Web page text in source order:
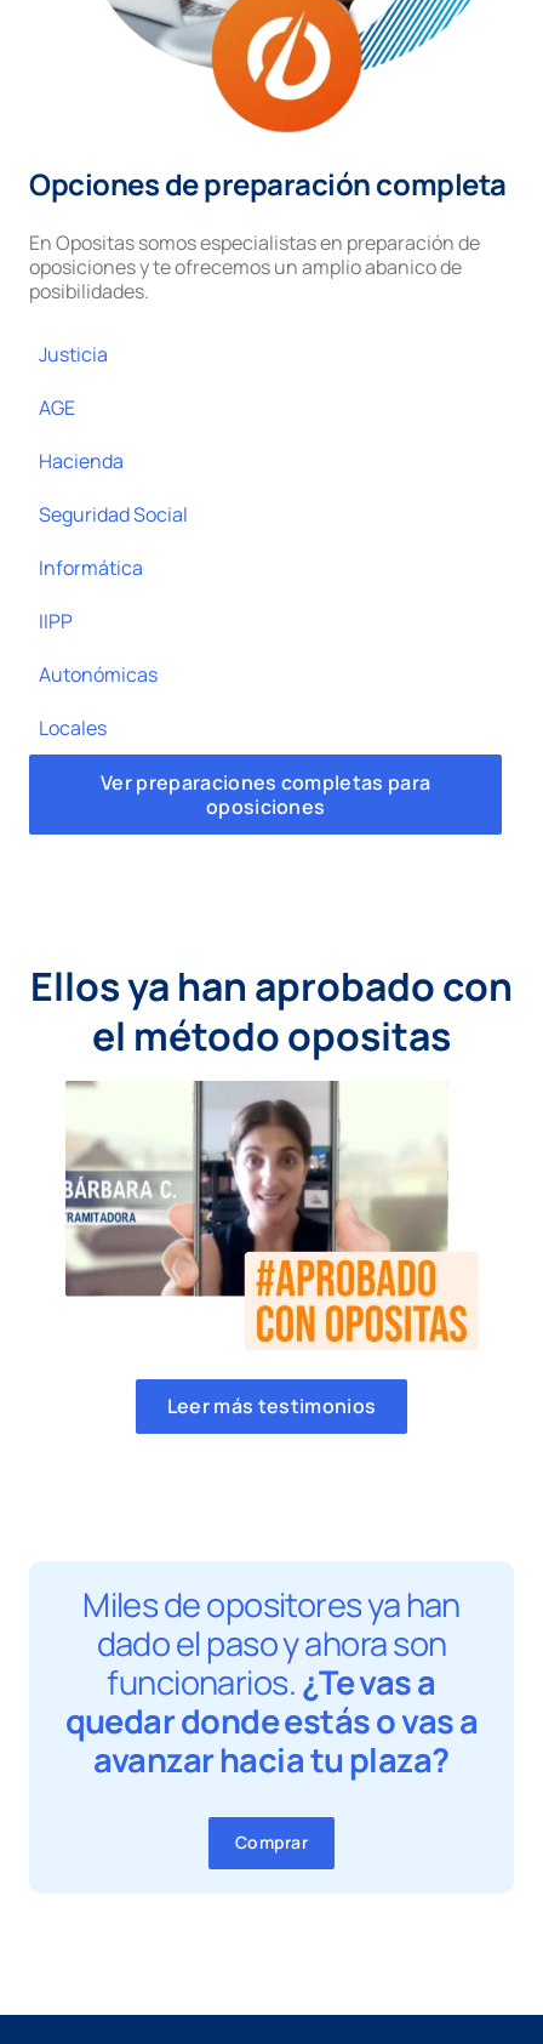
Opciones de preparación completa
En Opositas somos especialistas en preparación de
oposiciones y te ofrecemos un amplio abanico de
posibilidades.
Justicia
AGE
Hacienda
Seguridad Social
Informática
IIPP
Autonómicas
Locales
Ver preparaciones completas para
oposiciones
Ellos ya han aprobado con
el método opositas
Leer más testimonios
Miles de opositores ya han
dado el paso y ahora son
funcionarios.¿Te vas a
quedar donde estás o vas a
avanzar hacia tu plaza?
Comprar